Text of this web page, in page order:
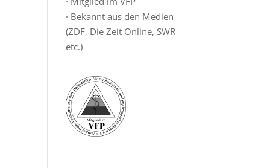
· Bekannt aus den Medien
(ZDF, Die Zeit Online, SWR
etc.)